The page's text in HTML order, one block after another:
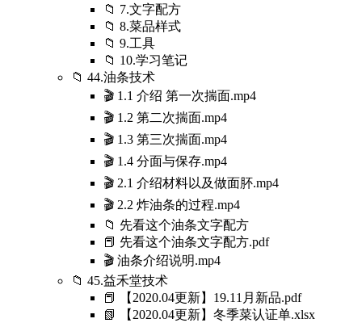
📁 7.文字配方
📁 8.菜品样式
📁 9.工具
📁 10.学习笔记
📁 44.油条技术
🎬 1.1 介绍 第一次揣面.mp4
🎬 1.2 第二次揣面.mp4
🎬 1.3 第三次揣面.mp4
🎬 1.4 分面与保存.mp4
🎬 2.1 介绍材料以及做面肧.mp4
🎬 2.2 炸油条的过程.mp4
📁 先看这个油条文字配方
📕 先看这个油条文字配方.pdf
🎬 油条介绍说明.mp4
📁 45.益禾堂技术
📕 【2020.04更新】19.11月新品.pdf
📗 【2020.04更新】冬季菜认证单.xlsx